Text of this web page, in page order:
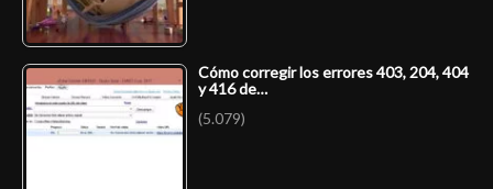
Cómo corregir los errores 403, 204, 404
y 416 de…
(5.079)